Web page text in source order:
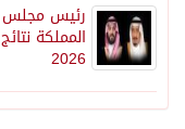
رئيس مجلس
المملكة
2026